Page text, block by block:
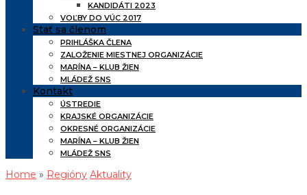
KANDIDÁTI 2023
VOĽBY DO VÚC 2017
Stať sa členom
PRIHLÁŠKA ČLENA
ZALOŽENIE MIESTNEJ ORGANIZÁCIE
MARÍNA – KLUB ŽIEN
MLÁDEŽ SNS
Kontakt
ÚSTREDIE
KRAJSKÉ ORGANIZÁCIE
OKRESNÉ ORGANIZÁCIE
MARÍNA – KLUB ŽIEN
MLÁDEŽ SNS
Home » Regióny Aktuality